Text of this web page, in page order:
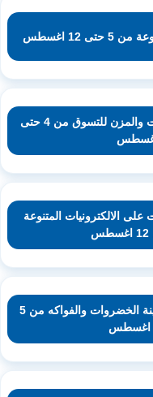
12 اغسطس
عروض القوت هايبر ماركت والمزن للتسوق من 4 حتى
الالكترونيات المتنوعة
عروض اسواق مزون ومدينة الخضروات والفواكه من 5